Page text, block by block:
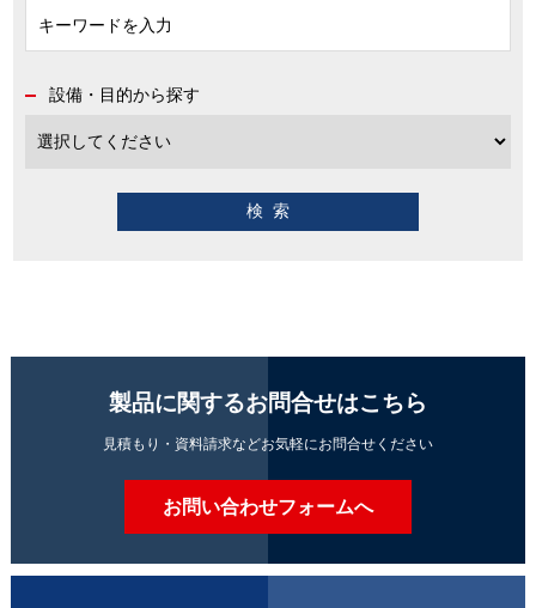
設備・目的から探す
製品に関するお問合せはこちら
見積もり・資料請求などお気軽にお問合せください
お問い合わせフォームへ